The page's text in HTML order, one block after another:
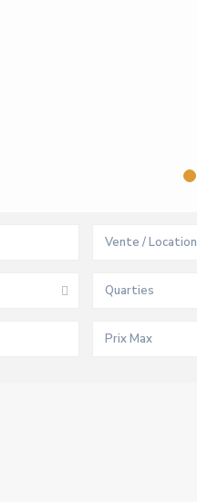
Vente / Location
Quarties